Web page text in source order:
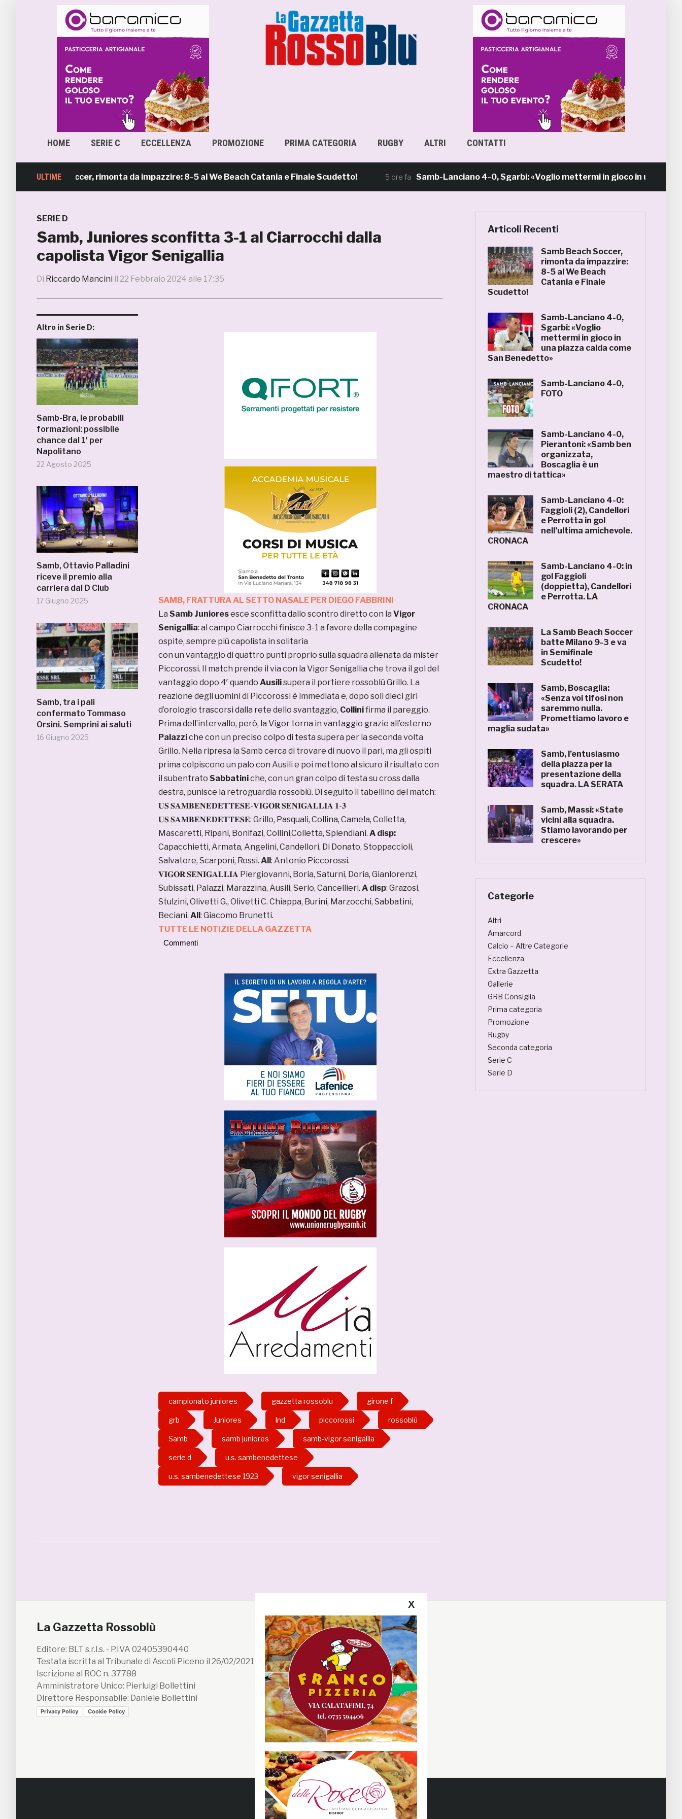
HOME SERIE C ECCELLENZA PROMOZIONE PRIMA CATEGORIA RUGBY ALTRI CONTATTI
ULTIME
Beach Soccer, rimonta da impazzire: 8-5 al We Beach Catania e Finale Scudetto! 5 ore fa Samb-Lanciano 4-0, Sgarbi: «Voglio mettermi in gioco in una piazza
SERIE D
Samb, Juniores sconfitta 3-1 al Ciarrocchi dalla
capolista Vigor Senigallia
Di Riccardo Mancini il 22 Febbraio 2024 alle 17:35
Altro in Serie D:
Samb-Bra, le probabili
formazioni: possibile
chance dal 1′ per
Napolitano
22 Agosto 2025
Samb, Ottavio Palladini
riceve il premio alla
carriera dal D Club
17 Giugno 2025
Samb, tra i pali
confermato Tommaso
Orsini. Semprini ai saluti
16 Giugno 2025
SAMB, FRATTURA AL SETTO NASALE PER DIEGO FABBRINI
La Samb Junioresesce sconfitta dallo scontro diretto con la Vigor
Senigallia: al campo Ciarrocchi finisce 3-1 a favore della compagine
ospite, sempre più capolista in solitaria
con un vantaggio di quattro punti proprio sulla squadra allenata da mister
Piccorossi. Il match prende il via con la Vigor Senigallia che trova il gol del
vantaggio dopo 4′ quando Ausilisupera il portiere rossoblù Grillo. La
reazione degli uomini di Piccorossi è immediata e, dopo soli dieci giri
d’orologio trascorsi dalla rete dello svantaggio, Collinifirma il pareggio.
Prima dell’intervallo, però, la Vigor torna in vantaggio grazie all’esterno
Palazziche con un preciso colpo di testa supera per la seconda volta
Grillo. Nella ripresa la Samb cerca di trovare di nuovo il pari, ma gli ospiti
prima colpiscono un palo con Ausili e poi mettono al sicuro il risultato con
il subentrato Sabbatiniche, con un gran colpo di testa su cross dalla
destra, punisce la retroguardia rossoblù. Di seguito il tabellino del match:
𝐔𝐒 𝐒𝐀𝐌𝐁𝐄𝐍𝐄𝐃𝐄𝐓𝐓𝐄𝐒𝐄-𝐕𝐈𝐆𝐎𝐑 𝐒𝐄𝐍𝐈𝐆𝐀𝐋𝐋𝐈𝐀 𝟏-𝟑
𝐔𝐒 𝐒𝐀𝐌𝐁𝐄𝐍𝐄𝐃𝐄𝐓𝐓𝐄𝐒𝐄: Grillo, Pasquali, Collina, Camela, Colletta,
Mascaretti, Ripani, Bonifazi, Collini,Colletta, Splendiani. A disp:
Capacchietti, Armata, Angelini, Candellori, Di Donato, Stoppaccioli,
Salvatore, Scarponi, Rossi. All: Antonio Piccorossi.
𝐕𝐈𝐆𝐎𝐑 𝐒𝐄𝐍𝐈𝐆𝐀𝐋𝐋𝐈𝐀 Piergiovanni, Boria, Saturni, Doria, Gianlorenzi,
Subissati, Palazzi, Marazzina, Ausili, Serio, Cancellieri. A disp: Grazosi,
Stulzini, Olivetti G., Olivetti C. Chiappa, Burini, Marzocchi, Sabbatini,
Beciani. All: Giacomo Brunetti.
TUTTE LE NOTIZIE DELLA GAZZETTA
Commenti
campionato juniores gazzetta rossoblu girone f
grb Juniores lnd piccorossi rossoblù
Samb samb juniores samb-vigor senigallia
serie d u.s. sambenedettese
u.s. sambenedettese 1923 vigor senigallia
Articoli Recenti
Samb Beach Soccer,
rimonta da impazzire:
8-5 al We Beach
Catania e Finale
Scudetto!
Samb-Lanciano 4-0,
Sgarbi: «Voglio
mettermi in gioco in
una piazza calda come
San Benedetto»
Samb-Lanciano 4-0,
FOTO
Samb-Lanciano 4-0,
Pierantoni: «Samb ben
organizzata,
Boscaglia è un
maestro di tattica»
Samb-Lanciano 4-0:
Faggioli (2), Candellori
e Perrotta in gol
nell’ultima amichevole.
CRONACA
Samb-Lanciano 4-0: in
gol Faggioli
(doppietta), Candellori
e Perrotta. LA
CRONACA
La Samb Beach Soccer
batte Milano 9-3 e va
in Semifinale
Scudetto!
Samb, Boscaglia:
«Senza voi tifosi non
saremmo nulla.
Promettiamo lavoro e
maglia sudata»
Samb, l’entusiasmo
della piazza per la
presentazione della
squadra. LA SERATA
Samb, Massi: «State
vicini alla squadra.
Stiamo lavorando per
crescere»
Categorie
Altri
Amarcord
Calcio – Altre Categorie
Eccellenza
Extra Gazzetta
Gallerie
GRB Consiglia
Prima categoria
Promozione
Rugby
Seconda categoria
Serie C
Serie D
La Gazzetta Rossoblù
Editore: BLT s.r.l.s. - P.IVA 02405390440
Testata iscritta al Tribunale di Ascoli Piceno il 26/02/2021 n. 199/2021
Iscrizione al ROC n. 37788
Amministratore Unico: Pierluigi Bollettini
Direttore Responsabile: Daniele Bollettini
Privacy Policy Cookie Policy
Segui la GRB
Facebook
Instagram
Twitter
Youtube
Gazzetta RossoBlù
X